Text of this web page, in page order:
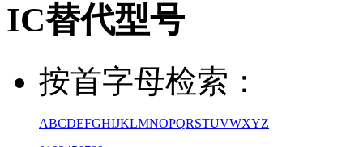
IC替代型号
按首字母检索：
ABCDEFGHIJKLMNOPQRSTUVWXYZ